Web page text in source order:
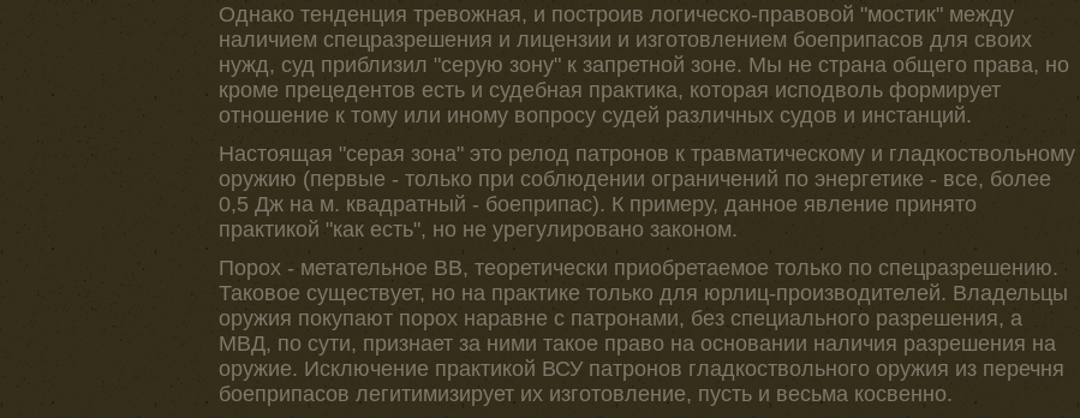
Однако тенденция тревожная, и построив логическо-правовой "мостик" между
наличием спецразрешения и лицензии и изготовлением боеприпасов для своих
нужд, суд приблизил "серую зону" к запретной зоне. Мы не страна общего права, но
кроме прецедентов есть и судебная практика, которая исподволь формирует
отношение к тому или иному вопросу судей различных судов и инстанций.
Настоящая "серая зона" это релод патронов к травматическому и гладкоствольному
оружию (первые - только при соблюдении ограничений по энергетике - все, более
0,5 Дж на м. квадратный - боеприпас). К примеру, данное явление принято
практикой "как есть", но не урегулировано законом.
Порох - метательное ВВ, теоретически приобретаемое только по спецразрешению.
Таковое существует, но на практике только для юрлиц-производителей. Владельцы
оружия покупают порох наравне с патронами, без специального разрешения, а
МВД, по сути, признает за ними такое право на основании наличия разрешения на
оружие. Исключение практикой ВСУ патронов гладкоствольного оружия из перечня
боеприпасов легитимизирует их изготовление, пусть и весьма косвенно.